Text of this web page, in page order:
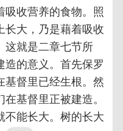
吸收营养的食物。照
长大，乃是藉着吸收
这就是二章七节所
造的意义。首先保罗
基督里已经生根。然
基督里正被建造。
不能长大。树的长大